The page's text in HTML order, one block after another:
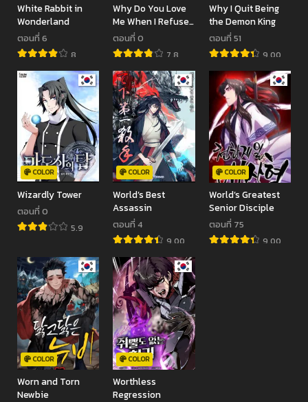
White Rabbit in
Wonderland
ตอนที่ 6
8
Why Do You Love
Me When I Refuse
Your Request?
ตอนที่ 0
7.8
Why I Quit Being
the Demon King
ตอนที่ 51
9.00
COLOR
Wizardly Tower
ตอนที่ 0
5.9
COLOR
World’s Best
Assassin
ตอนที่ 4
9.00
COLOR
World’s Greatest
Senior Disciple
ตอนที่ 75
9.00
COLOR
Worn and Torn
Newbie
COLOR
Worthless
Regression